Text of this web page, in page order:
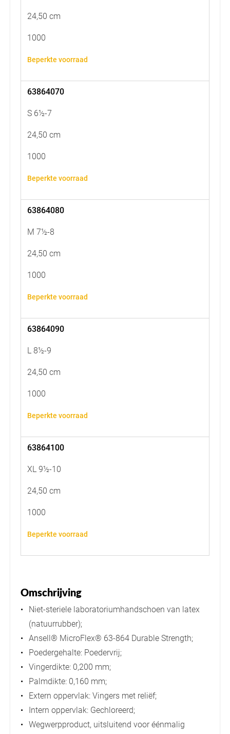
24,50 cm
1000
Beperkte voorraad
63864070
S 6½-7
24,50 cm
1000
Beperkte voorraad
63864080
M 7½-8
24,50 cm
1000
Beperkte voorraad
63864090
L 8½-9
24,50 cm
1000
Beperkte voorraad
63864100
XL 9½-10
24,50 cm
1000
Beperkte voorraad
Omschrijving
Niet-steriele laboratoriumhandschoen van latex
(natuurrubber);
Ansell® MicroFlex® 63-864 Durable Strength;
Poedergehalte: Poedervrij;
Vingerdikte: 0,200 mm;
Palmdikte: 0,160 mm;
Extern oppervlak: Vingers met reliëf;
Intern oppervlak: Gechloreerd;
Wegwerpproduct, uitsluitend voor éénmalig